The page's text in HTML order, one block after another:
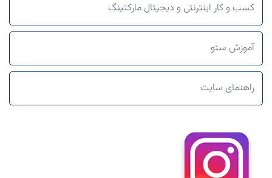
کسب و کار اینترنتی و دیجیتال مارکتینگ
آموزش سئو
راهنمای سایت